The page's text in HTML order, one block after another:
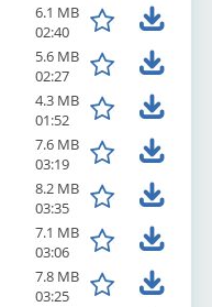
6.1 MB
02:40
5.6 MB
02:27
4.3 MB
01:52
7.6 MB
03:19
8.2 MB
03:35
7.1 MB
03:06
7.8 MB
03:25